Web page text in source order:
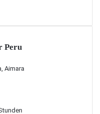
Peru
Aimara